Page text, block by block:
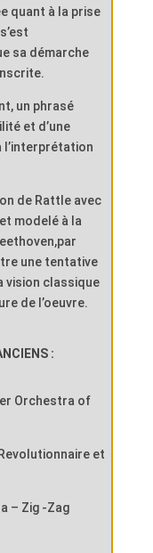
quant à la prise
sa démarche
un phrasé
et d’une
l’interprétation
de Rattle avec
modelé à la
une tentative
vision classique
de l’oeuvre.
:
Orchestra of
et
– Zig -Zag